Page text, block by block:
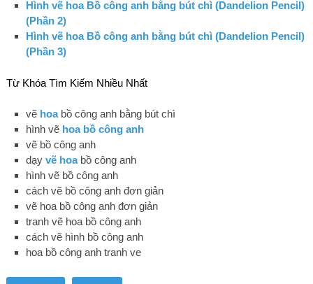
Hình vẽ hoa Bồ công anh bằng bút chì (Dandelion Pencil)
(Phần 2)
Hình vẽ hoa Bồ công anh bằng bút chì (Dandelion Pencil)
(Phần 3)
Từ Khóa Tìm Kiếm Nhiều Nhất
vẽ hoabồ công anh bằng bút chì
hình vẽ hoa bồ công anh
vẽ bồ công anh
dạyvẽ hoabồ công anh
hình vẽ bồ công anh
cách vẽ bồ công anh đơn giản
vẽ hoa bồ công anh đơn giản
tranh vẽ hoa bồ công anh
cách vẽ hình bồ công anh
hoa bồ công anh tranh ve